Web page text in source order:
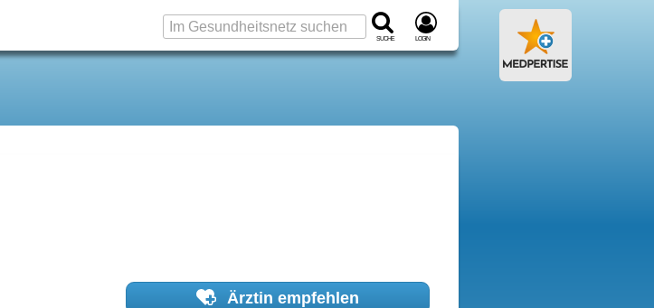
Suche Login
Ärztin empfehlen